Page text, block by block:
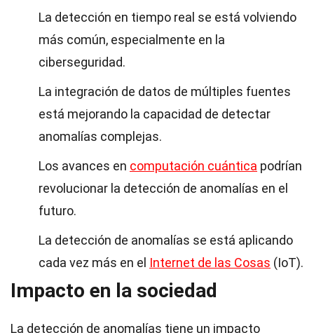
La detección en tiempo real se está volviendo
más común, especialmente en la
ciberseguridad.
La integración de datos de múltiples fuentes
está mejorando la capacidad de detectar
anomalías complejas.
Los avances en computación cuántica podrían
revolucionar la detección de anomalías en el
futuro.
La detección de anomalías se está aplicando
cada vez más en el Internet de las Cosas (IoT).
Impacto en la sociedad
La detección de anomalías tiene un impacto